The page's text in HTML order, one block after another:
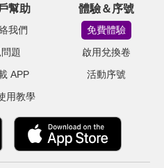
幫助
我們
題
APP
用教學
體驗＆序號
免費體驗
啟用兌換卷
活動序號